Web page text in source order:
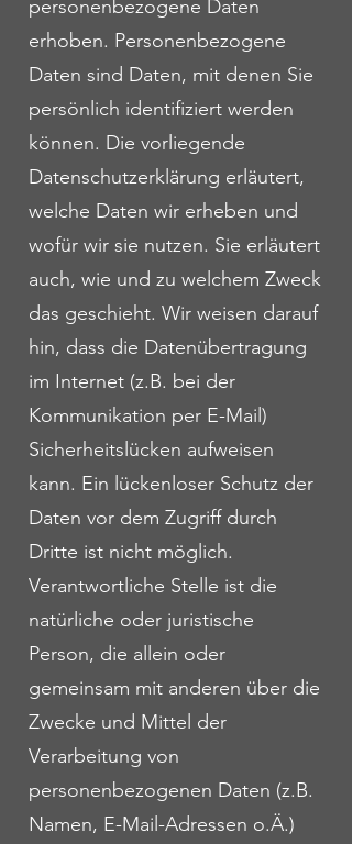
personenbezogene Daten
erhoben. Personenbezogene
Daten sind Daten, mit denen Sie
persönlich identifiziert werden
können. Die vorliegende
Datenschutzerklärung erläutert,
welche Daten wir erheben und
wofür wir sie nutzen. Sie erläutert
auch, wie und zu welchem Zweck
das geschieht. Wir weisen darauf
hin, dass die Datenübertragung
im Internet (z.B. bei der
Kommunikation per E-Mail)
Sicherheitslücken aufweisen
kann. Ein lückenloser Schutz der
Daten vor dem Zugriff durch
Dritte ist nicht möglich.
Verantwortliche Stelle ist die
natürliche oder juristische
Person, die allein oder
gemeinsam mit anderen über die
Zwecke und Mittel der
Verarbeitung von
personenbezogenen Daten (z.B.
Namen, E-Mail-Adressen o.Ä.)